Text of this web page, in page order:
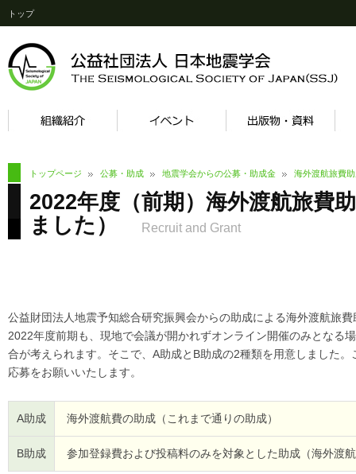
トップ
トップページ 公募・助成 地震学会からの公募・助成金 海外渡航旅費
2022年度（前期）海外渡航旅費
ました）
Recruit and Grant
公益財団法人地震予知総合研究振興会からの助成による海外渡航旅
2022年度前期も、現地で会議が開かれずオンライン開催のみとなる
合が考えられます。そこで、A助成とB助成の2種類を用意しました
応募をお願いいたします。
A助成 海外渡航費の助成（これまで通りの助成）
B助成 参加登録費および投稿料のみを対象とした助成（海外渡